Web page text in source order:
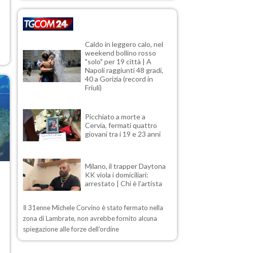
Caldo in leggero calo, nel
weekend bollino rosso
"solo" per 19 città | A
Napoli raggiunti 48 gradi,
40 a Gorizia (record in
Friuli)
Picchiato a morte a
Cervia, fermati quattro
giovani tra i 19 e 23 anni
Milano, il trapper Daytona
KK viola i domiciliari:
arrestato | Chi è l'artista
Il 31enne Michele Corvino è stato fermato nella
zona di Lambrate, non avrebbe fornito alcuna
spiegazione alle forze dell'ordine